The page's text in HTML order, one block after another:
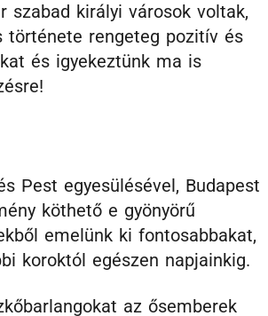
királyi városok voltak,
története rengeteg pozitív és
és igyekeztünk ma is
Pest egyesülésével, Budapest
köthető e gyönyörű
emelünk ki fontosabbakat,
koroktól egészen napjainkig.
az ősemberek